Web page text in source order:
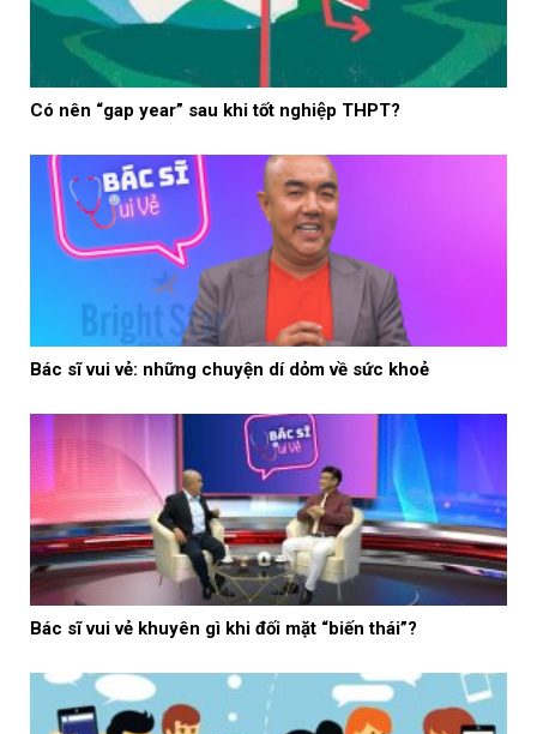
Có nên “gap year” sau khi tốt nghiệp THPT?
Bác sĩ vui vẻ: những chuyện dí dỏm về sức khoẻ
Bác sĩ vui vẻ khuyên gì khi đối mặt “biến thái”?